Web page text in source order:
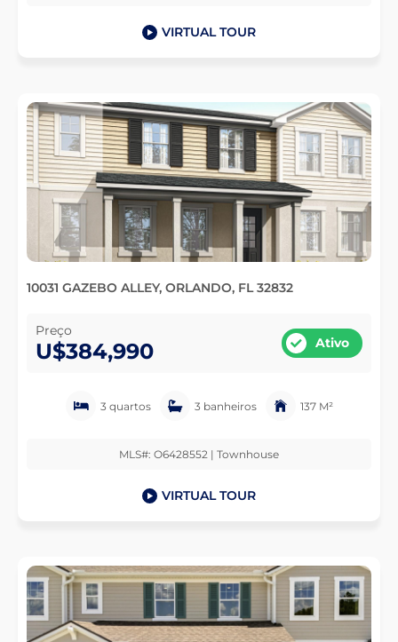
VIRTUAL TOUR
10031 GAZEBO ALLEY, ORLANDO, FL 32832
Preço
U$384,990 Ativo
3 quartos 3 banheiros 137 M²
MLS#: O6428552 | Townhouse
VIRTUAL TOUR